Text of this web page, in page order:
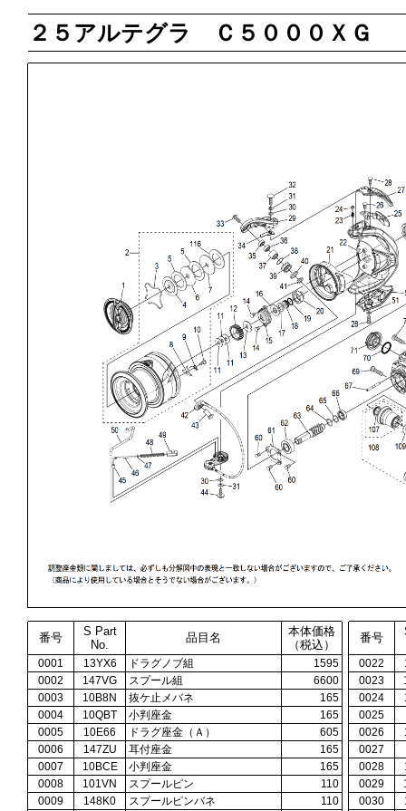
２５アルテグラ Ｃ５０００ＸＧ
番号
S Part
No.
品目名
本体価格
（税込）
番号
0001 13YX6 ドラグノブ組 1595 0022
0002
147VG スプール組 6600 0023
0003
10B8N 抜ケ止メバネ 165 0024
0004
10QBT 小判座金 165 0025
0005
10E66 ドラグ座金（Ａ） 605 0026
0006
147ZU 耳付座金 165 0027
0007
10BCE 小判座金 165 0028
0008
101VN スプールピン 110 0029
0009
148K0 スプールピンバネ 110 0030